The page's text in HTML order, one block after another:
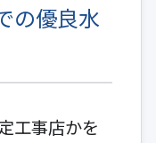
の優良水
工事店かを